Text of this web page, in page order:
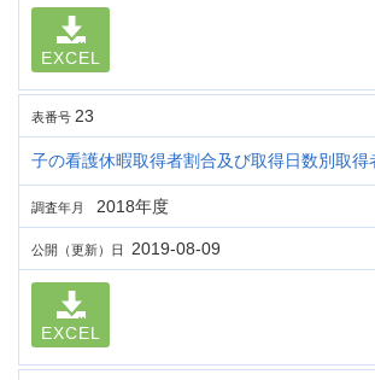
EXCEL
表番号 23
子の看護休暇取得者割合及び取得日数別取得
調査年月 2018年度
公開（更新）日 2019-08-09
EXCEL